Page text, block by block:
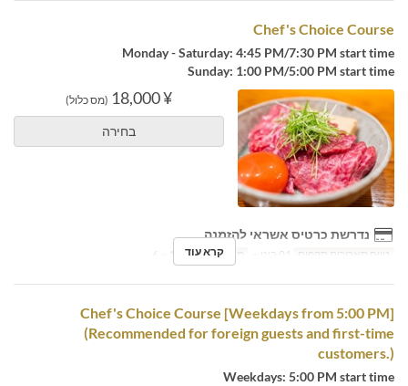
Chef's Choice Course
Monday - Saturday: 4:45 PM/7:30 PM start time
Sunday: 1:00 PM/5:00 PM start time
¥ 18,000 (מס כלול)
בחירה
נדרשת כרטיס אשראי להזמנה
טווח תאריכים תקפים מגבלת הזמנה
קרא עוד
[Weekdays from 5:00 PM] Chef's Choice Course
(Recommended for foreign guests and first-time
customers.)
Weekdays: 5:00 PM start time